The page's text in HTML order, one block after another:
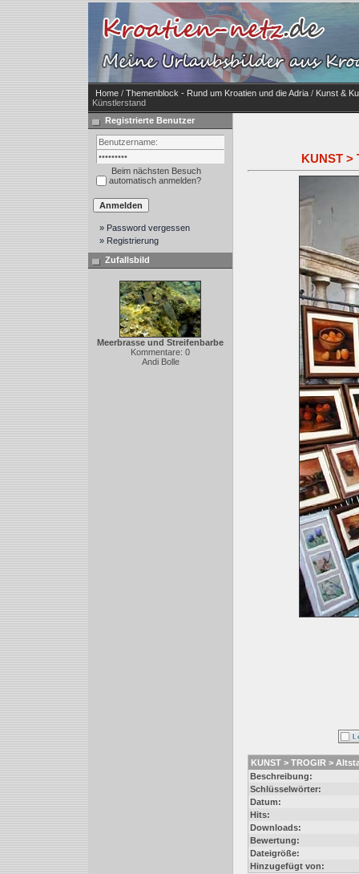
Home / Themenblock - Rund um Kroatien und die Adria / Kunst &
Künstlerstand
Registrierte Benutzer
Beim nächsten Besuch
automatisch anmelden?
» Password vergessen
» Registrierung
Zufallsbild
Meerbrasse und Streifenbarbe
Kommentare: 0
Andi Bolle
KUNST >
KUNST > TROGIR >
Beschreibung:
Schlüsselwörter:
Datum:
Hits:
Downloads:
Bewertung:
Dateigröße:
Hinzugefügt von: